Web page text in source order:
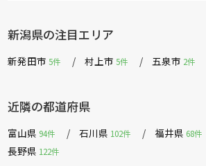
新潟県の注目エリア
新発田市5件 村上市5件 五泉市 2件
近隣の都道府県
富山県 94件 石川県 102件 福井県 68件
長野県 122件